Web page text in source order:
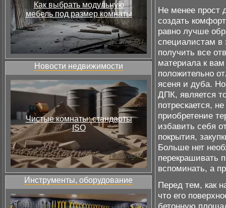
Как выбрать модульную
мебель под размер комнаты
Новости недвижимости
Чистые комнаты: стандарты
ISO
Инструменты, оборудование
Не менее прост
создать
равно лучше
специалистам в
получить все
материала к
положительно
ясеня и дуба.
ДПК, является
потрескается,
приобретение
избавить себя
покрытия,
Больше нет
перекрашивать
вспоминать, а
Перед тем, как
что его
бетонную